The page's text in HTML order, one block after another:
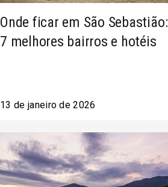
Onde ficar em São Sebastião:
7 melhores bairros e hotéis
13 de janeiro de 2026